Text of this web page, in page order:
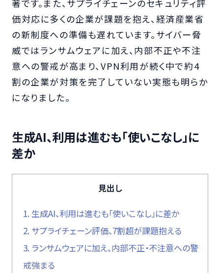
著です。また、サプライチェーンのセキュリティ評
価対応に多くの企業が課題を抱え、経済産業省
の新制度への準備も遅れています。サイバー脅
威ではランサムウェアに加え、内部不正や不注
意への警戒が高まり、VPN利用が続く中で約4
割の企業が対策を完了していない実態も明らか
になりました。
生成AI、利用は進むも「使いこなし」に
差か
見出し
1. 生成AI、利用は進むも「使いこなし」に差か
2. サプライチェーン評価、7割超が課題抱える
3. ランサムウェアに加え、内部不正・不注意への警
戒強まる